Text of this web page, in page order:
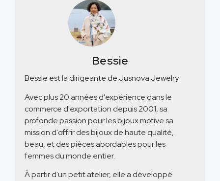
Bessie
Bessie est la dirigeante de Jusnova Jewelry.
Avec plus 20 années d'expérience dans le
commerce d'exportation depuis 2001, sa
profonde passion pour les bijoux motive sa
mission d'offrir des bijoux de haute qualité,
beau, et des pièces abordables pour les
femmes du monde entier.
À partir d'un petit atelier, elle a développé